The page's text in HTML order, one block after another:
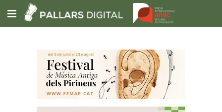
Subscriu-t'hi
Portada